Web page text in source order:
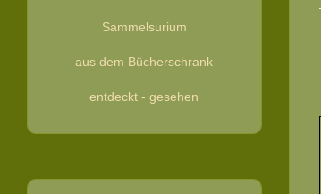
Sammelsurium
aus dem Bücherschrank
entdeckt - gesehen